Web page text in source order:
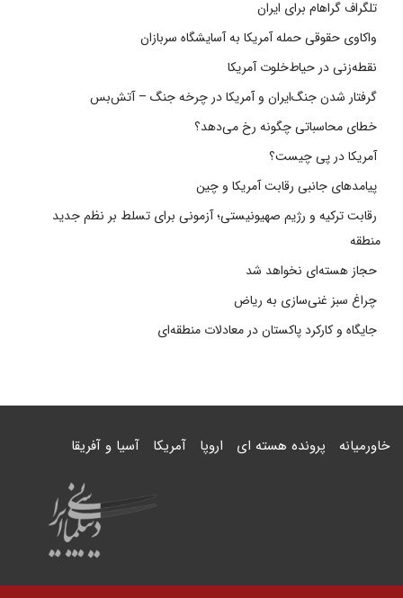
تلگراف گراهام برای ایران
واکاوی حقوقی حمله آمریکا به آسایشگاه سربازان
نقطه‌زنی در حیاط‌خلوت آمریکا
گرفتار شدن جنگ‌ایران و آمریکا در چرخه جنگ – آتش‌بس
خطای محاسباتی چگونه رخ می‌دهد؟
آمریکا در پی چیست؟
پیامدهای جانبی رقابت آمریکا و چین
رقابت ترکیه و رژیم صهیونیستی؛ آزمونی برای تسلط بر نظم جدید
منطقه
حجاز هسته‌ای نخواهد شد
چراغ سبز غنی‌سازی به ریاض
جایگاه و کارکرد پاکستان در معادلات منطقه‌ای
خاورمیانه پرونده هسته ای اروپا آمریکا آسیا و آفریقا